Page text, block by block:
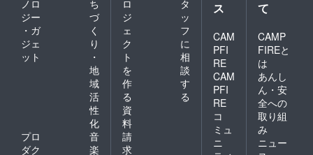
ノロ
ジー
・ガ
ジェ
ット
ち
づ
く
り
・
地
域
活
性
化
プロ
ダク
音
楽
ロ
ジ
ェ
ク
ト
を
作
る
タ
ッ
フ
に
相
談
す
る
資
料
請
求
ス
CAM
PFI
RE
CAM
PFI
RE
コ
ミュ
ニ
て
CAMP
FIREと
は
あんし
ん・安
全への
取り組
み
ニュー